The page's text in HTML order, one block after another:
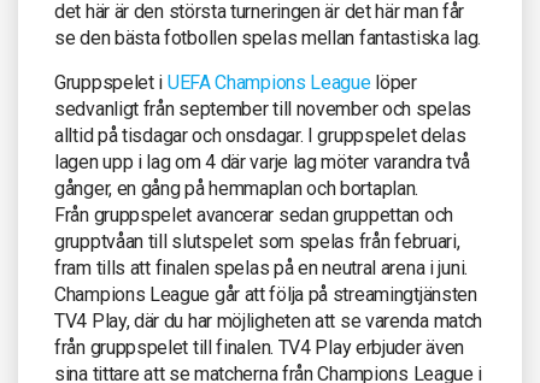
det här är den största turneringen är det här man får
se den bästa fotbollen spelas mellan fantastiska lag.
Gruppspelet i UEFA Champions Leaguelöper
sedvanligt från september till november och spelas
alltid på tisdagar och onsdagar. I gruppspelet delas
lagen upp i lag om 4 där varje lag möter varandra två
gånger, en gång på hemmaplan och bortaplan.
Från gruppspelet avancerar sedan gruppettan och
grupptvåan till slutspelet som spelas från februari,
fram tills att finalen spelas på en neutral arena i juni.
Champions League går att följa på streamingtjänsten
TV4 Play, där du har möjligheten att se varenda match
från gruppspelet till finalen. TV4 Play erbjuder även
sina tittare att se matcherna från Champions League i